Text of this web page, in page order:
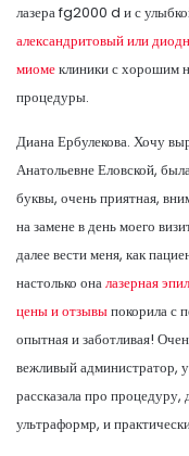
лазера fg2000 d и с
александритовый или
миомеклиники с хорошим
процедуры.
Диана Ербулекова. Хочу
Анатольевне Еловской,
буквы, очень приятная,
на замене в день моего
далее вести меня, как
настолько оналазерная
цены и отзывыпокорила с
опытная и заботливая!
вежливый администратор,
рассказала про процедуру,
ультраформр, и